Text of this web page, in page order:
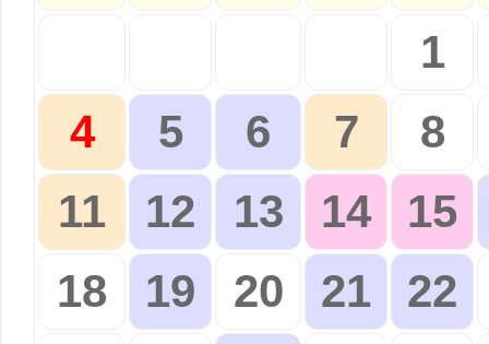
1
4
5 6 7
8
11
12 13 14
15
18
19 20 21
22